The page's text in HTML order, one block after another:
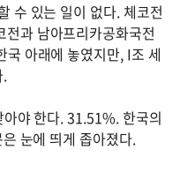
수 있는 일이 없다. 체코전
과 남아프리카공화국전
아래에 놓였지만, I조 세
.
야 한다. 31.51%. 한국의
눈에 띄게 좁아졌다.